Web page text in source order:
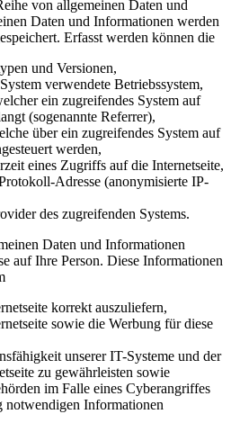
von allgemeinen Daten und
Daten und Informationen werden
Erfasst werden können die
und Versionen,
verwendete Betriebssystem,
ein zugreifendes System auf
(sogenannte Referrer),
über ein zugreifendes System auf
werden,
eines Zugriffs auf die Internetseite,
Adresse (anonymisierte IP-
des zugreifenden Systems.
Daten und Informationen
auf Ihre Person. Diese Informationen
korrekt auszuliefern,
sowie die Werbung für diese
unserer IT-Systeme und der
zu gewährleisten sowie
im Falle eines Cyberangriffes
notwendigen Informationen